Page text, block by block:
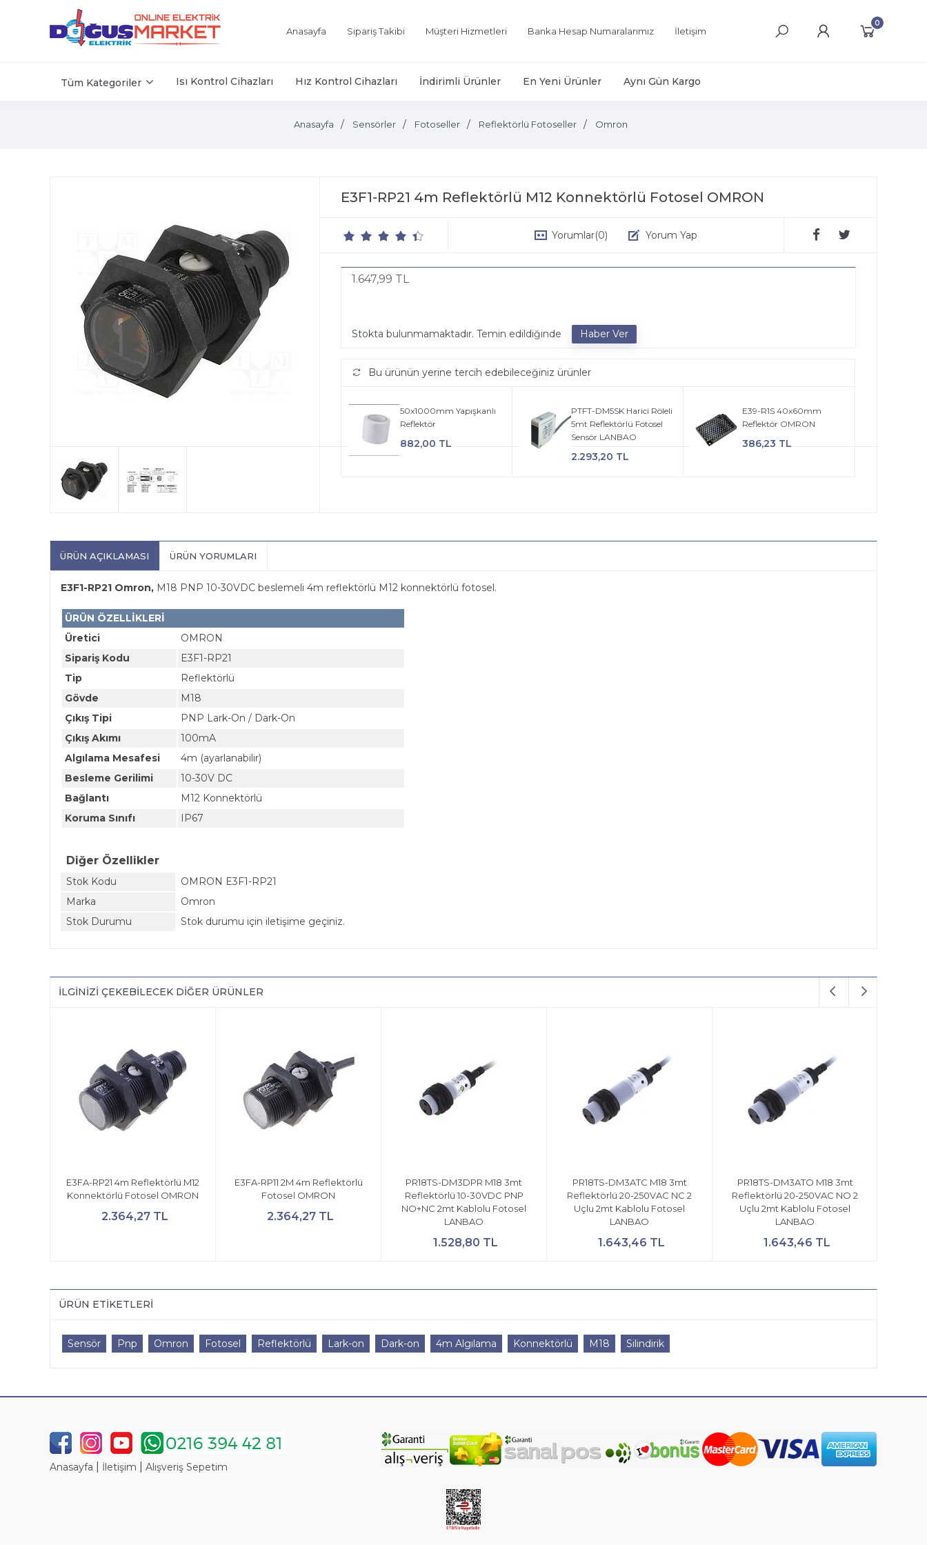
Anasayfa Sipariş Takibi Müşteri Hizmetleri Banka Hesap Numaralarımız İletişim
0
Tüm Kategoriler Isı Kontrol Cihazları Hız Kontrol Cihazları İndirimli Ürünler En Yeni Ürünler Aynı Gün Kargo
Anasayfa Sensörler Fotoseller Reflektörlü Fotoseller Omron
E3F1-RP21 4m Reflektörlü M12 Konnektörlü Fotosel OMRON
Yorumlar(0) Yorum Yap
1.647,99 TL
Stokta bulunmamaktadır. Temin edildiğinde
Bu ürünün yerine tercih edebileceğiniz ürünler
50x1000mm Yapışkanlı
Reflektör
882,00 TL
PTFT-DM5SK Harici Röleli
5mt Reflektörlü Fotosel
Sensör LANBAO
2.293,20 TL
E39-R1S 40x60mm
Reflektör OMRON
386,23 TL
ÜRÜN AÇIKLAMASI ÜRÜN YORUMLARI
E3F1-RP21 Omron, M18 PNP 10-30VDC beslemeli 4m reflektörlü M12 konnektörlü fotosel.
ÜRÜN ÖZELLİKLERİ
Üretici
OMRON
Sipariş Kodu
E3F1-RP21
Tip
Reflektörlü
Gövde
M18
Çıkış Tipi
PNP Lark-On / Dark-On
Çıkış Akımı
100mA
Algılama Mesafesi
4m (ayarlanabilir)
Besleme Gerilimi
10-30V DC
Bağlantı
M12 Konnektörlü
Koruma Sınıfı
IP67
Diğer Özellikler
Stok Kodu
OMRON E3F1-RP21
Marka
Omron
Stok Durumu
Stok durumu için iletişime geçiniz.
İLGINIZI ÇEKEBILECEK DIĞER ÜRÜNLER
E3FA-RP21 4m Reflektörlü M12
Konnektörlü Fotosel OMRON
2.364,27 TL
E3FA-RP11 2M 4m Reflektörlü
Fotosel OMRON
2.364,27 TL
PR18TS-DM3DPR M18 3mt
Reflektörlü 10-30VDC PNP
NO+NC 2mt Kablolu Fotosel
LANBAO
1.528,80 TL
PR18TS-DM3ATC M18 3mt
Reflektörlü 20-250VAC NC 2
Uçlu 2mt Kablolu Fotosel
LANBAO
1.643,46 TL
PR18TS-DM3ATO M18 3mt
Reflektörlü 20-250VAC NO 2
Uçlu 2mt Kablolu Fotosel
LANBAO
1.643,46 TL
ÜRÜN ETIKETLERI
Sensör Pnp Omron Fotosel Reflektörlü Lark-on Dark-on 4m Algılama Konnektörlü M18 Silindirik
Anasayfa İletişim Alışveriş Sepetim